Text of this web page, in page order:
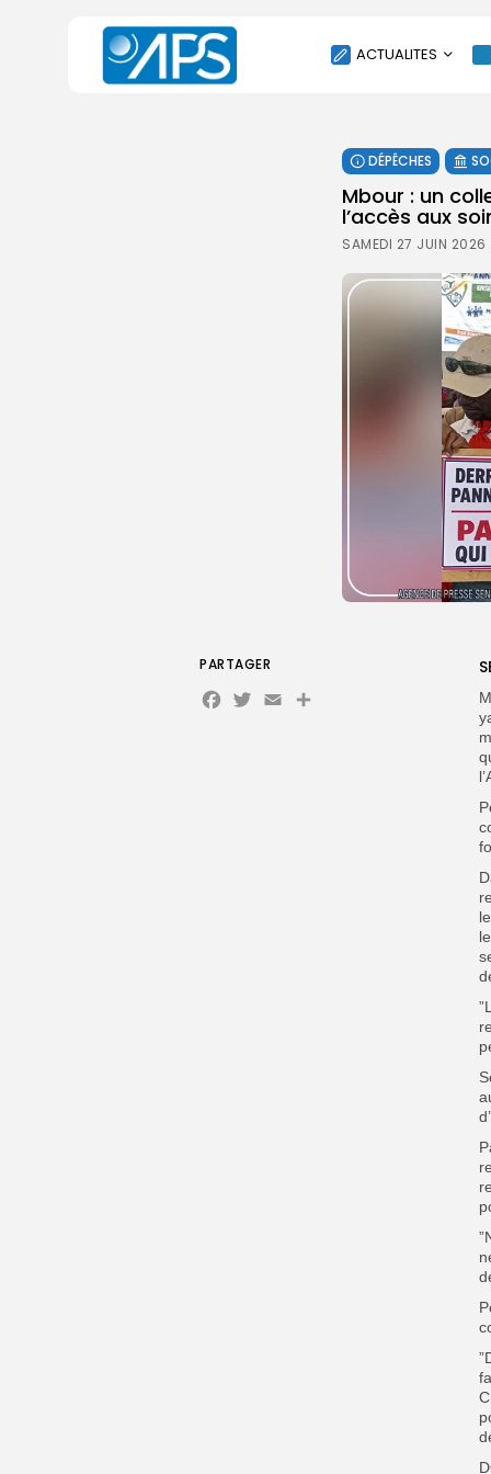
ACTUALITES
SOCIÉTÉ
ÉCONOMIE
CULTURE
ENVIRONNEMENT
INTERNATIONAL
DÉPÊCHES
Mbour : un
l’accès aux
SAMEDI 27 JUIN 2026
PARTAGER
Facebook
Twitter
Email